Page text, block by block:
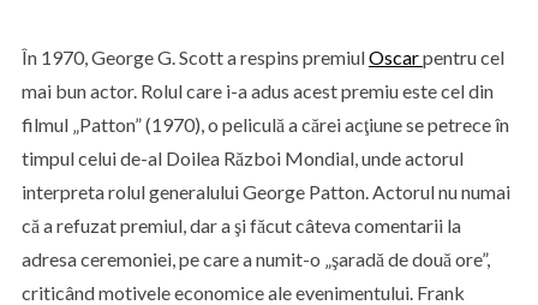
În 1970, George G. Scott a respins premiulOscarpentru cel
mai bun actor. Rolul care i-a adus acest premiu este cel din
filmul „Patton” (1970), o peliculă a cărei acţiune se petrece în
timpul celui de-al Doilea Război Mondial, unde actorul
interpreta rolul generalului George Patton. Actorul nu numai
că a refuzat premiul, dar a şi făcut câteva comentarii la
adresa ceremoniei, pe care a numit-o „şaradă de două ore”,
criticând motivele economice ale evenimentului. Frank